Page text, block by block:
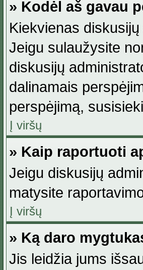
» Kodėl aš gavau
Kiekvienas
Jeigu sulaužysite
diskusijų
dalinamais
perspėjimą,
Į viršų
» Kaip raportuoti
Jeigu diskusijų
matysite
Į viršų
» Ką daro
Jis leidžia jums